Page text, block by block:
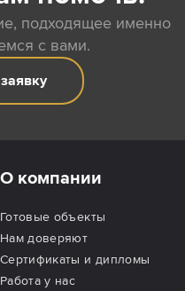
подходящее именно
с вами.
О компании
Готовые объекты
Нам доверяют
Сертификаты и дипломы
Работа у нас